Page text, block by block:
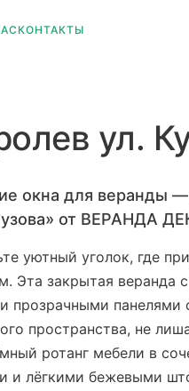
КОНТАКТЫ
ул.
окна для веранды
от ВЕРАНДА
уютный уголок, где
Эта закрытая веранда
прозрачными
пространства, не
ротанг мебели в
и лёгкими бежевыми